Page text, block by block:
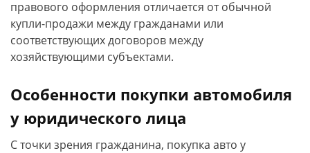
правового оформления отличается от обычной
купли-продажи между гражданами или
соответствующих договоров между
хозяйствующими субъектами.
Особенности покупки автомобиля
у юридического лица
С точки зрения гражданина, покупка авто у